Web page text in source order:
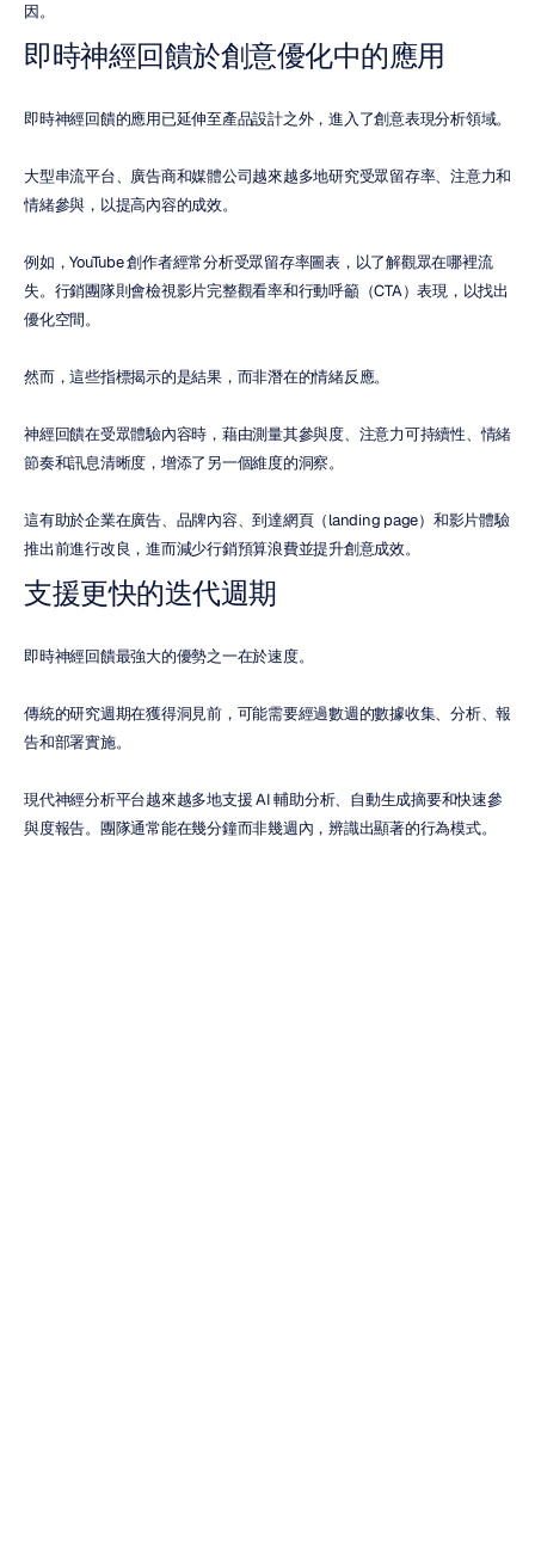
因。
即時神經回饋於創意優化中的應用
即時神經回饋的應用已延伸至產品設計之外，進入了創意表現分析領域。
大型串流平台、廣告商和媒體公司越來越多地研究受眾留存率、注意力和
情緒參與，以提高內容的成效。
例如，YouTube 創作者經常分析受眾留存率圖表，以了解觀眾在哪裡流
失。行銷團隊則會檢視影片完整觀看率和行動呼籲（CTA）表現，以找出
優化空間。
然而，這些指標揭示的是結果，而非潛在的情緒反應。
神經回饋在受眾體驗內容時，藉由測量其參與度、注意力可持續性、情緒
節奏和訊息清晰度，增添了另一個維度的洞察。
這有助於企業在廣告、品牌內容、到達網頁（landing page）和影片體驗
推出前進行改良，進而減少行銷預算浪費並提升創意成效。
支援更快的迭代週期
即時神經回饋最強大的優勢之一在於速度。
傳統的研究週期在獲得洞見前，可能需要經過數週的數據收集、分析、報
告和部署實施。
現代神經分析平台越來越多地支援 AI 輔助分析、自動生成摘要和快速參
與度報告。團隊通常能在幾分鐘而非幾週內，辨識出顯著的行為模式。